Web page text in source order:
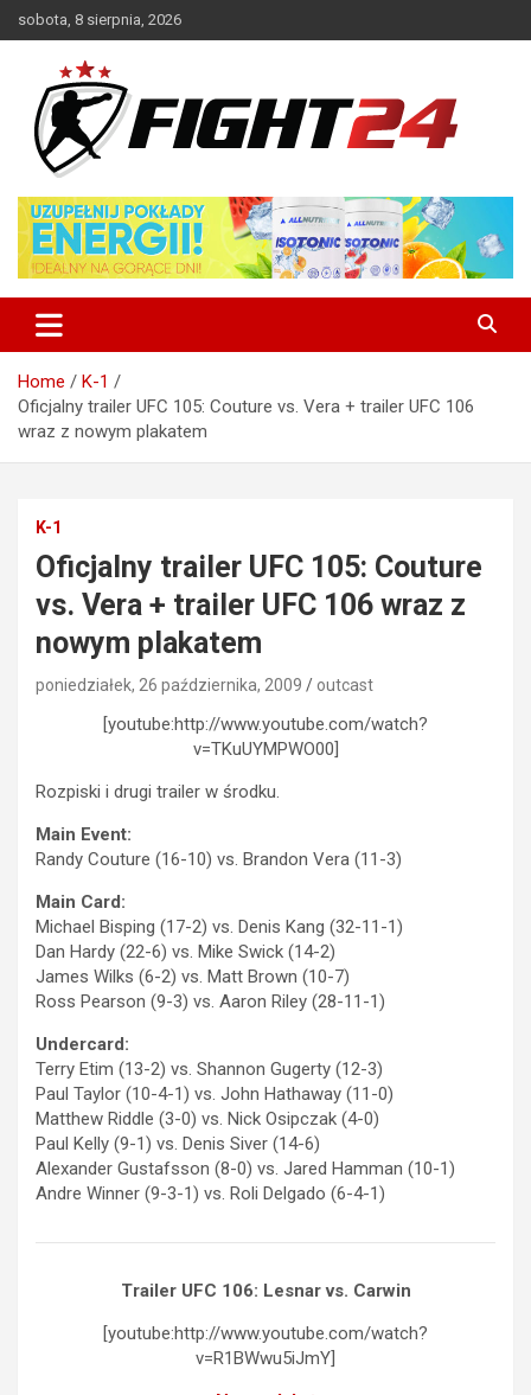
to
sobota, 8 sierpnia, 2026
FIGHT24.PL – MMA i K-1, UFC
Home
K-1
Oficjalny trailer UFC 105: Couture vs. Vera + trailer UFC 106
wraz z nowym plakatem
K-1
Oficjalny trailer UFC 105: Couture
vs. Vera + trailer UFC 106 wraz z
nowym plakatem
poniedziałek, 26 października, 2009 outcast
[youtube:http://www.youtube.com/watch?
v=TKuUYMPWO00]
Rozpiski i drugi trailer w środku.
Main Event:
Randy Couture (16-10) vs. Brandon Vera (11-3)
Main Card:
Michael Bisping (17-2) vs. Denis Kang (32-11-1)
Dan Hardy (22-6) vs. Mike Swick (14-2)
James Wilks (6-2) vs. Matt Brown (10-7)
Ross Pearson (9-3) vs. Aaron Riley (28-11-1)
Undercard:
Terry Etim (13-2) vs. Shannon Gugerty (12-3)
Paul Taylor (10-4-1) vs. John Hathaway (11-0)
Matthew Riddle (3-0) vs. Nick Osipczak (4-0)
Paul Kelly (9-1) vs. Denis Siver (14-6)
Alexander Gustafsson (8-0) vs. Jared Hamman (10-1)
Andre Winner (9-3-1) vs. Roli Delgado (6-4-1)
Trailer UFC 106: Lesnar vs. Carwin
[youtube:http://www.youtube.com/watch?
v=R1BWwu5iJmY]